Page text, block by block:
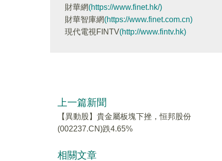
財華網(https://www.finet.hk/)
財華智庫網(https://www.finet.com.cn)
現代電視FINTV(http://www.fintv.hk)
上一篇新聞
【異動股】貴金屬板塊下挫，恒邦股份
(002237.CN)跌4.65%
相關文章